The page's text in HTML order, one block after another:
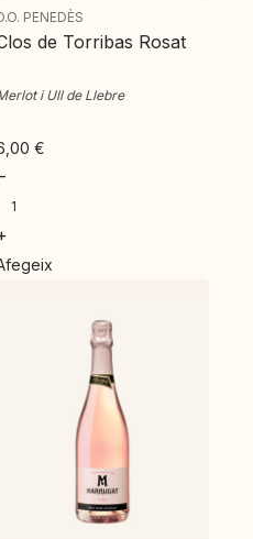
PENEDÈS
de Torribas Rosat
i Ull de Llebre
€